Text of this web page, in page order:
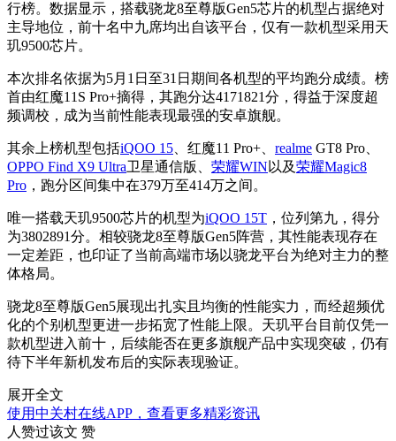
行榜。数据显示，搭载骁龙8至尊版Gen5芯片的机型占据绝对
主导地位，前十名中九席均出自该平台，仅有一款机型采用天
玑9500芯片。
本次排名依据为5月1日至31日期间各机型的平均跑分成绩。榜
首由红魔11S Pro+摘得，其跑分达4171821分，得益于深度超
频调校，成为当前性能表现最强的安卓旗舰。
其余上榜机型包括iQOO 15 、红魔11 Pro+、 realme GT8 Pro、
OPPO Find X9 Ultra卫星通信版、 荣耀WIN 以及荣耀Magic8
Pro ，跑分区间集中在379万至414万之间。
唯一搭载天玑9500芯片的机型为iQOO 15T ，位列第九，得分
为3802891分。相较骁龙8至尊版Gen5阵营，其性能表现存在
一定差距，也印证了当前高端市场以骁龙平台为绝对主力的整
体格局。
骁龙8至尊版Gen5展现出扎实且均衡的性能实力，而经超频优
化的个别机型更进一步拓宽了性能上限。天玑平台目前仅凭一
款机型进入前十，后续能否在更多旗舰产品中实现突破，仍有
待下半年新机发布后的实际表现验证。
展开全文
使用中关村在线APP，查看更多精彩资讯
人赞过该文 赞